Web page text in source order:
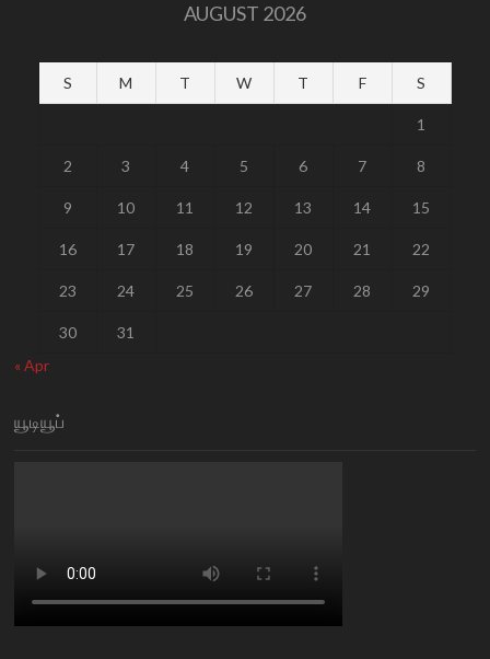
AUGUST 2026
S M T W T F S
1
2 3 4 5 6 7 8
9 10 11 12 13 14 15
16 17 18 19 20 21 22
23 24 25 26 27 28 29
30
31
« Apr
யூடியூப்